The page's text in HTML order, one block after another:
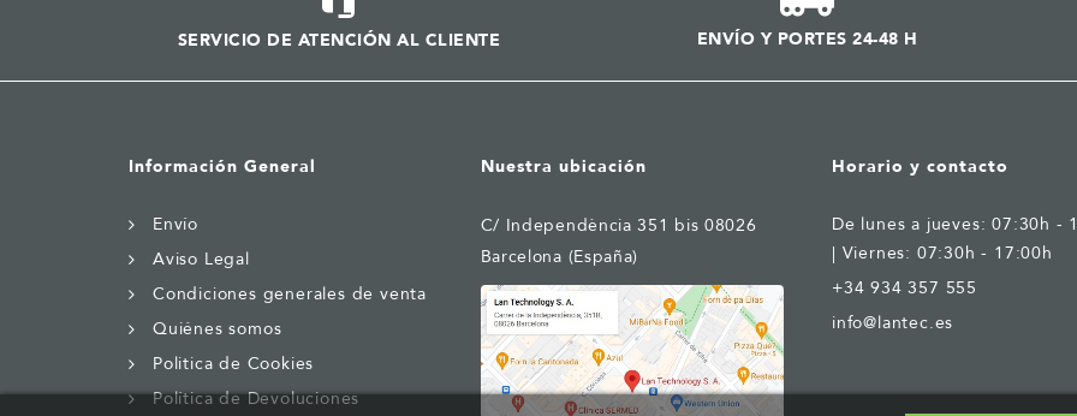
SERVICIO DE ATENCIÓN AL CLIENTE ENVÍO Y PORTES 24-48 H
Información General
Envío
Aviso Legal
Condiciones generales de venta
Quiénes somos
Politica de Cookies
Política de Devoluciones
Nuestra ubicación
C/ Independència 351 bis 08026
Barcelona (España)
Horario y contacto
De lunes a jueves: 07:30h -
| Viernes: 07:30h - 17:00h
+34 934 357 555
info@lantec.es